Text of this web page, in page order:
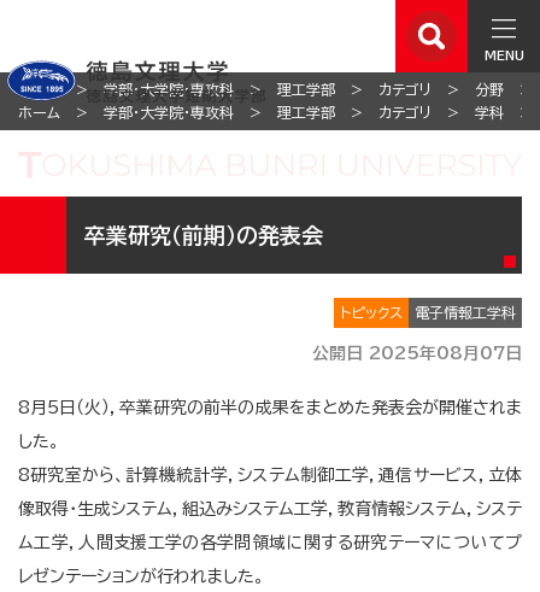
MENU
ホーム 学部・大学院・専攻科 理工学部 カテゴリ
分野
ホーム
学部・大学院・専攻科 理工学部 カテゴリ 学科
卒業研究（前期）の発表会
トピックス 電子情報工学科
公開日 2025年08月07日
8月5日（火），卒業研究の前半の成果をまとめた発表会が開催されま
した。
8研究室から、計算機統計学，システム制御工学，通信サービス，立体
像取得・生成システム，組込みシステム工学，教育情報システム，システ
ム工学，人間支援工学の各学問領域に関する研究テーマについてプ
レゼンテーションが行われました。